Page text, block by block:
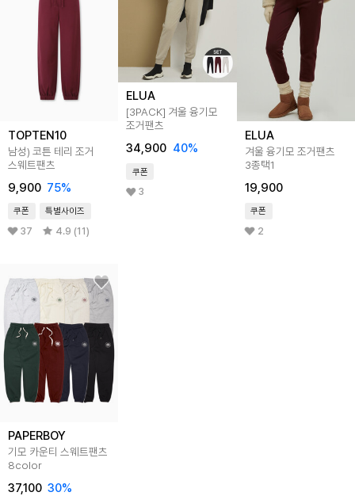
TOPTEN10
남성) 코튼 테리 조거
스웨트팬츠
9,900 75%
쿠폰 특별사이즈
37 4.9 (11)
ELUA
[3PACK] 겨울 융기모
조거팬츠
34,900 40%
쿠폰
3
ELUA
겨울 융기모 조거팬츠
3종택1
19,900
쿠폰
2
PAPERBOY
기모 카운티 스웨트팬츠
8color
37,100 30%